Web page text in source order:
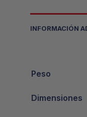
INFORMACIÓN
Peso
Dimensiones